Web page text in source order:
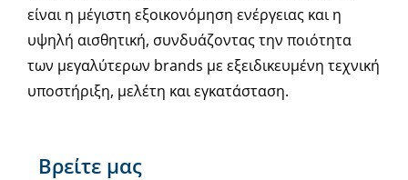
Βρείτε μας
είναι η μέγιστη εξοικονόμηση ενέργειας και η
υψηλή αισθητική, συνδυάζοντας την ποιότητα
των μεγαλύτερων brands με εξειδικευμένη τεχνική
υποστήριξη, μελέτη και εγκατάσταση.